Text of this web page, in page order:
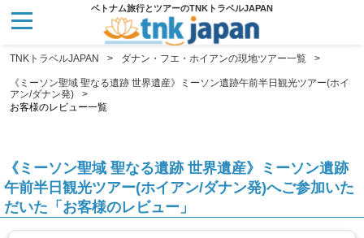
ベトナム旅行とツアーのTNKトラベルJAPAN
TNKトラベルJAPAN ダナン・フエ・ホイアンの現地ツアー一覧
《ミーソン聖域 聖なる遺跡 世界遺産》ミーソン遺跡午前半日観光ツアー(ホイ
アン/ダナン発)
お客様のレビュー一覧
《ミーソン聖域 聖なる遺跡 世界遺産》ミーソン遺跡
午前半日観光ツアー(ホイアン/ダナン発)へご参加いた
だいた「お客様のレビュー」